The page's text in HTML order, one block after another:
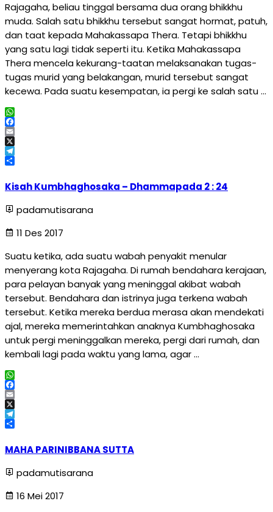
Rajagaha, beliau tinggal bersama dua orang bhikkhu
muda. Salah satu bhikkhu tersebut sangat hormat, patuh,
dan taat kepada Mahakassapa Thera. Tetapi bhikkhu
yang satu lagi tidak seperti itu. Ketika Mahakassapa
Thera mencela kekurang-taatan melaksanakan tugas-
tugas murid yang belakangan, murid tersebut sangat
kecewa. Pada suatu kesempatan, ia pergi ke salah satu …
WhatsApp
Facebook
Email
X
Telegram
Kisah Kumbhaghosaka – Dhammapada 2 : 24
padamutisarana
11 Des 2017
Suatu ketika, ada suatu wabah penyakit menular
menyerang kota Rajagaha. Di rumah bendahara kerajaan,
para pelayan banyak yang meninggal akibat wabah
tersebut. Bendahara dan istrinya juga terkena wabah
tersebut. Ketika mereka berdua merasa akan mendekati
ajal, mereka memerintahkan anaknya Kumbhaghosaka
untuk pergi meninggalkan mereka, pergi dari rumah, dan
kembali lagi pada waktu yang lama, agar …
WhatsApp
Facebook
Email
X
Telegram
MAHA PARINIBBANA SUTTA
padamutisarana
16 Mei 2017